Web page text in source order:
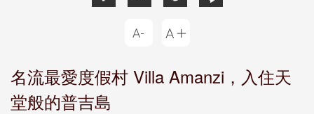
名流最愛度假村 Villa Amanzi，入住天
堂般的普吉島